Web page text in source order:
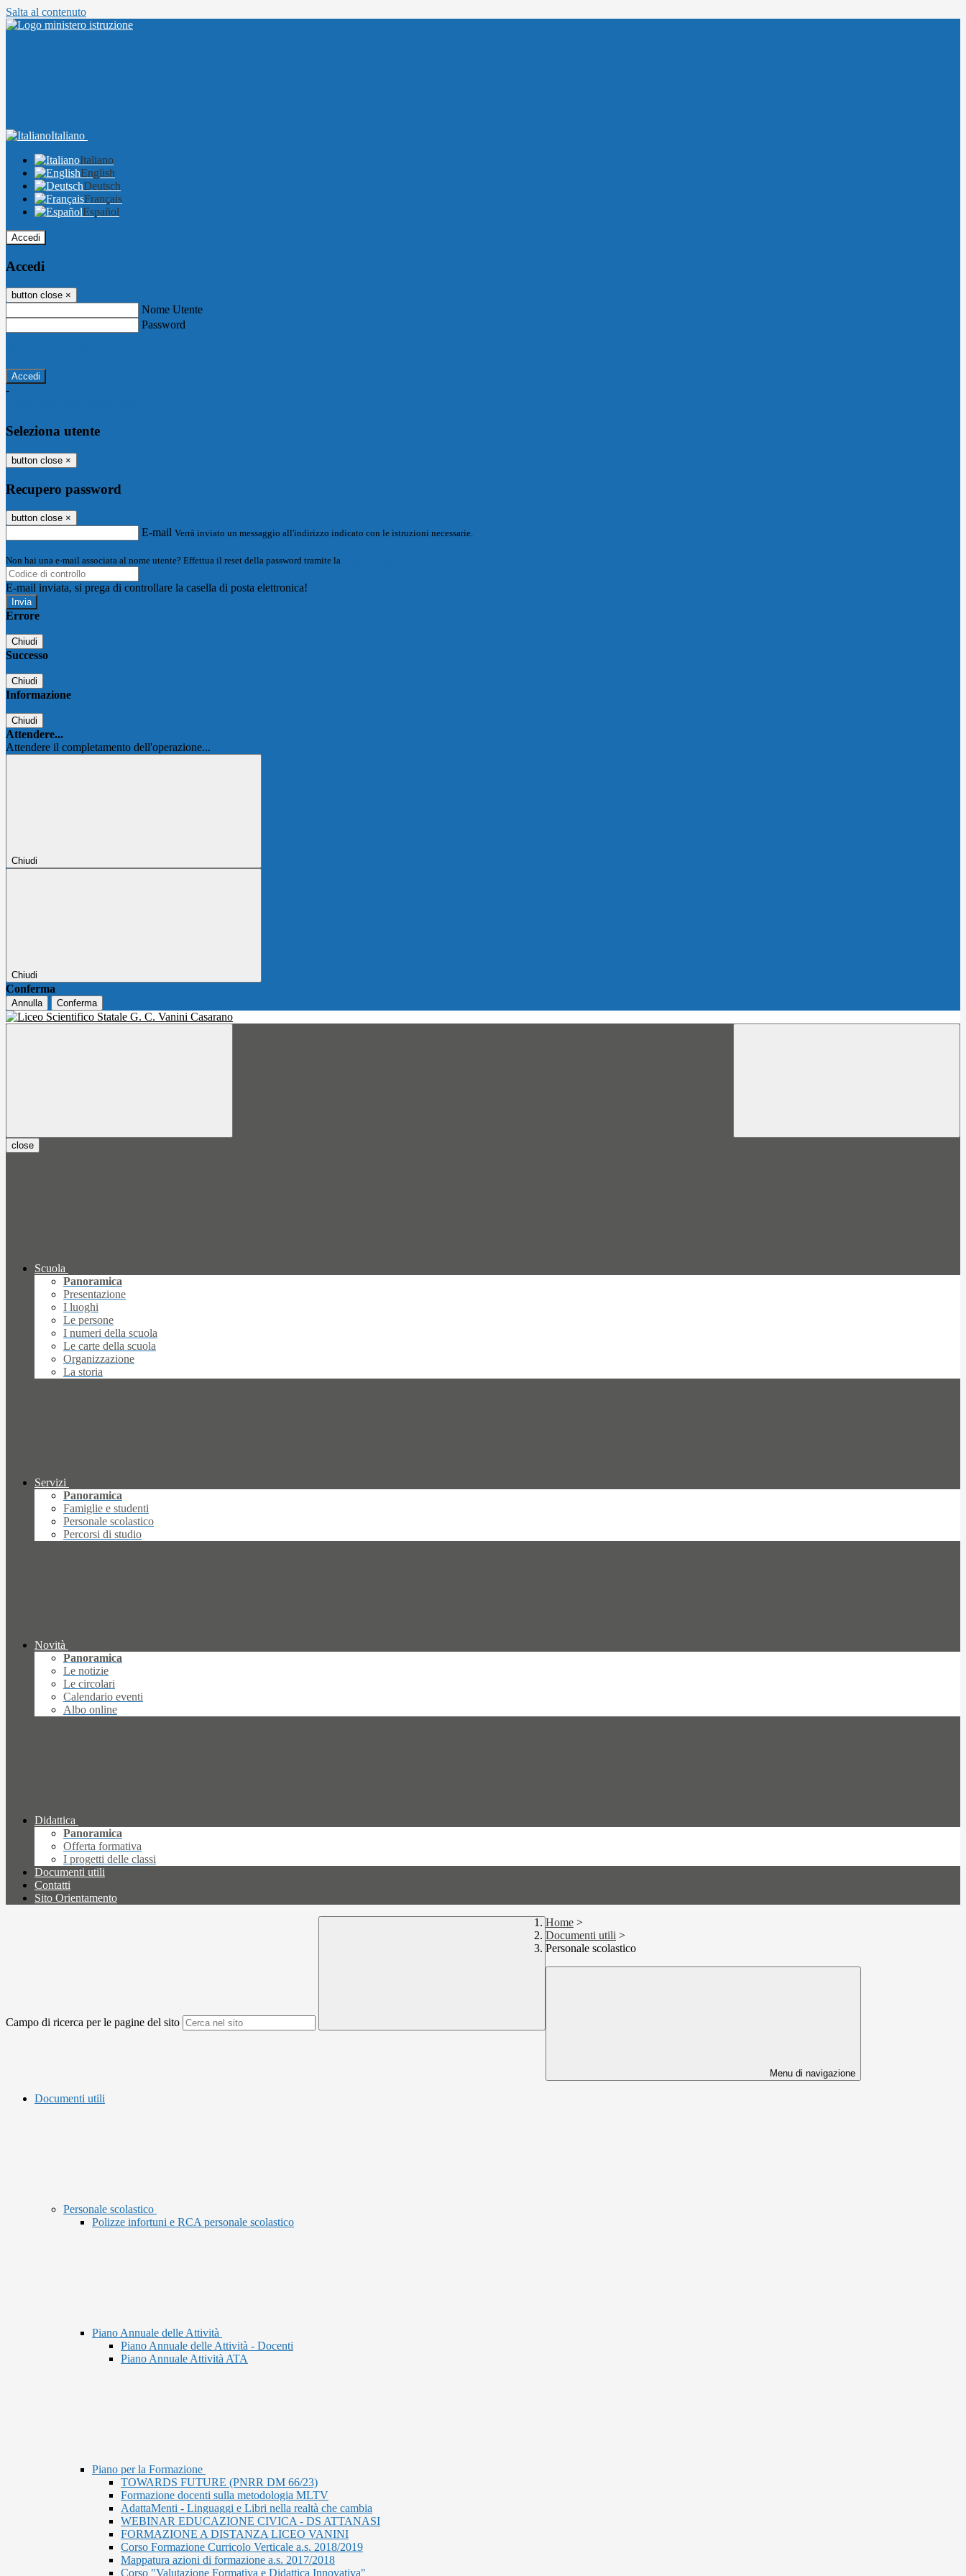
Salta al contenuto
Italiano
Italiano
English
Deutsch
Français
Español
Accedi
Accedi
button close ×
Nome Utente
Password
-
Seleziona utente
button close ×
Recupero password
button close ×
E-mail Verrà inviato un messaggio all'indirizzo indicato con le istruzioni necessarie.
Non hai una e-mail associata al nome utente? Effettua il reset della password tramite la
E-mail inviata, si prega di controllare la casella di posta elettronica!
Errore
Chiudi
Successo
Chiudi
Informazione
Chiudi
Attendere...
Attendere il completamento dell'operazione...
Chiudi
Chiudi
Conferma
Annulla Conferma
close
Scuola
Panoramica
Presentazione
I luoghi
Le persone
I numeri della scuola
Le carte della scuola
Organizzazione
La storia
Servizi
Panoramica
Famiglie e studenti
Personale scolastico
Percorsi di studio
Novità
Panoramica
Le notizie
Le circolari
Calendario eventi
Albo online
Didattica
Panoramica
Offerta formativa
I progetti delle classi
Documenti utili
Contatti
Sito Orientamento
Campo di ricerca per le pagine del sito
Home >
Documenti utili >
Personale scolastico
Menu di navigazione
Documenti utili
Personale scolastico
Polizze infortuni e RCA personale scolastico
Piano Annuale delle Attività
Piano Annuale delle Attività - Docenti
Piano Annuale Attività ATA
Piano per la Formazione
TOWARDS FUTURE (PNRR DM 66/23)
Formazione docenti sulla metodologia MLTV
AdattaMenti - Linguaggi e Libri nella realtà che cambia
WEBINAR EDUCAZIONE CIVICA - DS ATTANASI
FORMAZIONE A DISTANZA LICEO VANINI
Corso Formazione Curricolo Verticale a.s. 2018/2019
Mappatura azioni di formazione a.s. 2017/2018
Corso "Valutazione Formativa e Didattica Innovativa"